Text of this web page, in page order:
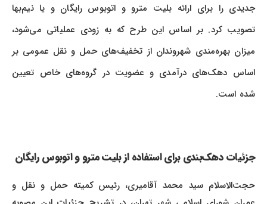
جدیدی را برای ارائه بلیت مترو و اتوبوس رایگان و یا نیم‌بها
تصویب کرد. بر اساس این طرح که به زودی عملیاتی می‌شود،
میزان بهره‌مندی شهروندان از تخفیف‌های حمل و نقل عمومی بر
اساس دهک‌های درآمدی و عضویت در گروه‌های خاص تعیین
شده است.
جزئیات دهک‌بندی برای استفاده از بلیت مترو و اتوبوس رایگان
حجت‌الاسلام سید محمد آقامیری، رئیس کمیته حمل و نقل و